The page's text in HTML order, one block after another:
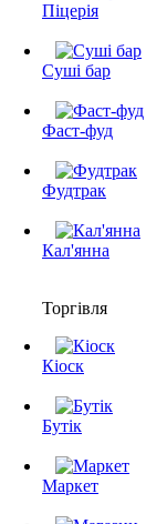
Піцерія
Суші бар
Фаст-фуд
Фудтрак
Кал'янна
Торгівля
Кіоск
Бутік
Маркет